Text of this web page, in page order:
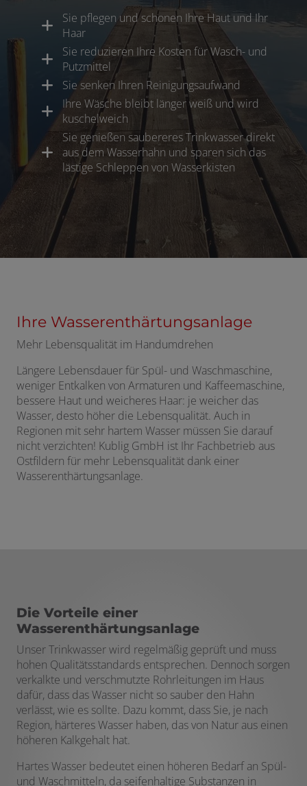
Sie pflegen und schonen Ihre Haut und Ihr
Haar
Sie reduzieren Ihre Kosten für Wasch- und
Putzmittel
Sie senken Ihren Reinigungsaufwand
Ihre Wäsche bleibt länger weiß und wird
kuschelweich
Sie genießen saubereres Trinkwasser direkt
aus dem Wasserhahn und sparen sich das
lästige Schleppen von Wasserkisten
Ihre Wasserenthärtungsanlage
Mehr Lebensqualität im Handumdrehen
Längere Lebensdauer für Spül- und Waschmaschine,
weniger Entkalken von Armaturen und Kaffeemaschine,
bessere Haut und weicheres Haar: je weicher das
Wasser, desto höher die Lebensqualität. Auch in
Regionen mit sehr hartem Wasser müssen Sie darauf
nicht verzichten! Kublig GmbH ist Ihr Fachbetrieb aus
Ostfildern für mehr Lebensqualität dank einer
Wasserenthärtungsanlage.
Die Vorteile einer
Wasserenthärtungsanlage
Unser Trinkwasser wird regelmäßig geprüft und muss
hohen Qualitätsstandards entsprechen. Dennoch sorgen
verkalkte und verschmutzte Rohrleitungen im Haus
dafür, dass das Wasser nicht so sauber den Hahn
verlässt, wie es sollte. Dazu kommt, dass Sie, je nach
Region, härteres Wasser haben, das von Natur aus einen
höheren Kalkgehalt hat.
Hartes Wasser bedeutet einen höheren Bedarf an Spül-
und Waschmitteln, da seifenhaltige Substanzen in